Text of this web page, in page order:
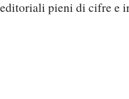
editoriali pieni di cifre e